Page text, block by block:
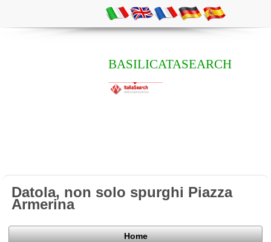
BASILICATASEARCH
Datola, non solo spurghi Piazza
Armerina
Home